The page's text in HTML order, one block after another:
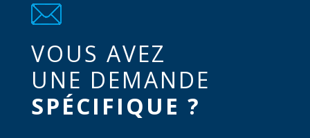
VOUS AVEZ
UNE DEMANDE
SPÉCIFIQUE ?